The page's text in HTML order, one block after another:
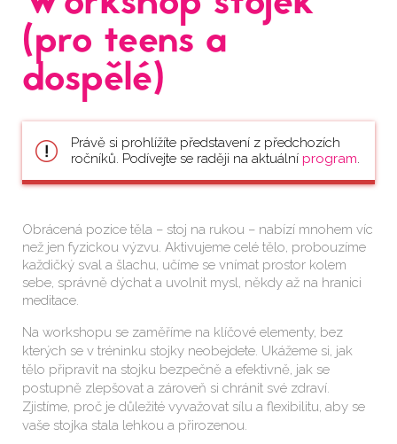
(pro teens a
dospělé)
Právě si prohlížíte představení z předchozích
ročníků. Podívejte se raději na aktuální program.
Obrácená pozice těla – stoj na rukou – nabízí mnohem víc
než jen fyzickou výzvu. Aktivujeme celé tělo, probouzíme
každičký sval a šlachu, učíme se vnímat prostor kolem
sebe, správně dýchat a uvolnit mysl, někdy až na hranici
meditace.
Na workshopu se zaměříme na klíčové elementy, bez
kterých se v tréninku stojky neobejdete. Ukážeme si, jak
tělo připravit na stojku bezpečně a efektivně, jak se
postupně zlepšovat a zároveň si chránit své zdraví.
Zjistíme, proč je důležité vyvažovat sílu a flexibilitu, aby se
vaše stojka stala lehkou a přirozenou.